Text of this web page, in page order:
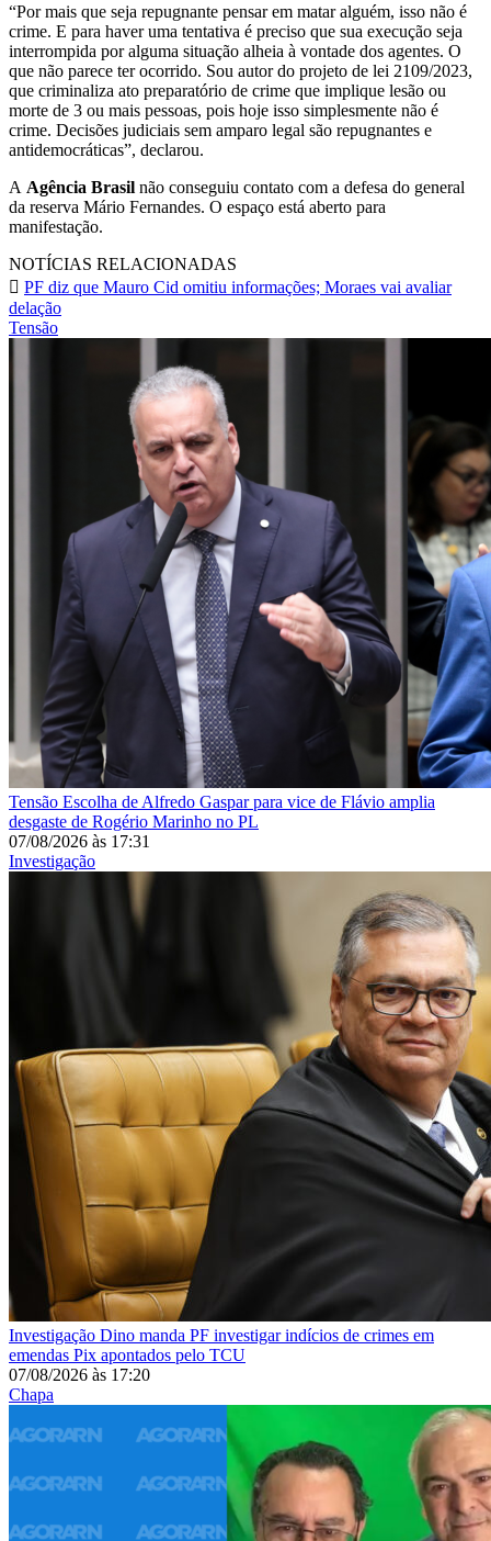
“Por mais que seja repugnante pensar em matar alguém, isso não é
crime. E para haver uma tentativa é preciso que sua execução seja
interrompida por alguma situação alheia à vontade dos agentes. O
que não parece ter ocorrido. Sou autor do projeto de lei 2109/2023,
que criminaliza ato preparatório de crime que implique lesão ou
morte de 3 ou mais pessoas, pois hoje isso simplesmente não é
crime. Decisões judiciais sem amparo legal são repugnantes e
antidemocráticas”, declarou.
A Agência Brasil não conseguiu contato com a defesa do general
da reserva Mário Fernandes. O espaço está aberto para
manifestação.
NOTÍCIAS RELACIONADAS
PF diz que Mauro Cid omitiu informações; Moraes vai avaliar
delação
Tensão
Tensão Escolha de Alfredo Gaspar para vice de Flávio amplia
desgaste de Rogério Marinho no PL
07/08/2026 às 17:31
Investigação
Investigação Dino manda PF investigar indícios de crimes em
emendas Pix apontados pelo TCU
07/08/2026 às 17:20
Chapa